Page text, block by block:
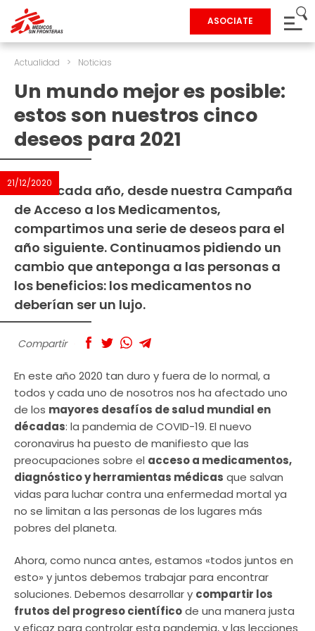
ASOCIATE
Actualidad > Noticias
Un mundo mejor es posible:
estos son nuestros cinco
deseos para 2021
21/12/2020
Como cada año, desde nuestra Campaña
de Acceso a los Medicamentos,
compartimos una serie de deseos para el
año siguiente. Continuamos pidiendo un
cambio que anteponga a las personas a
los beneficios: los medicamentos no
deberían ser un lujo.
Compartir
En este año 2020 tan duro y fuera de lo normal, a
todos y cada uno de nosotros nos ha afectado uno
de los mayores desafíos de salud mundial en
décadas: la pandemia de COVID-19. El nuevo
coronavirus ha puesto de manifiesto que las
preocupaciones sobre el acceso a medicamentos,
diagnóstico y herramientas médicas que salvan
vidas para luchar contra una enfermedad mortal ya
no se limitan a las personas de los lugares más
pobres del planeta.
Ahora, como nunca antes, estamos «todos juntos en
esto» y juntos debemos trabajar para encontrar
soluciones. Debemos desarrollar y compartir los
frutos del progreso científicode una manera justa
y eficaz para controlar esta pandemia, y las lecciones